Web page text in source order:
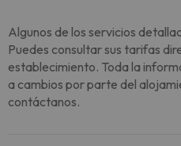
Algunos de los servicios
Puedes consultar sus tarifas
establecimiento. Toda la
a cambios por parte del
contáctanos.